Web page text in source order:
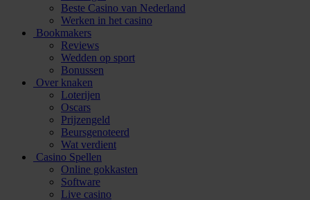
Beste Casino van Nederland
Werken in het casino
Bookmakers
Reviews
Wedden op sport
Bonussen
Over knaken
Loterijen
Oscars
Prijzengeld
Beursgenoteerd
Wat verdient
Casino Spellen
Online gokkasten
Software
Live casino